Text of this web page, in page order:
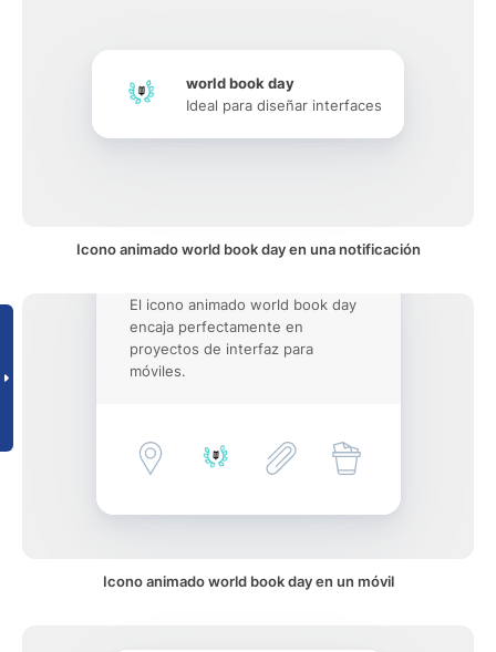
world book day
Ideal para diseñar interfaces
Icono animado world book day en una notificación
El icono animado world book day
encaja perfectamente en
proyectos de interfaz para
móviles.
Icono animado world book day en un móvil